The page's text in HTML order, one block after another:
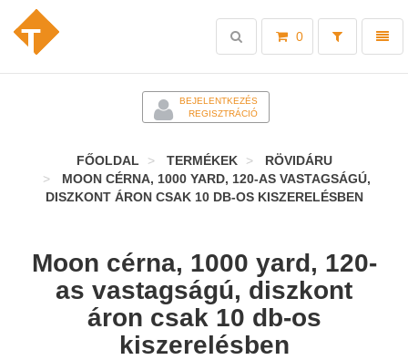
Toggle
0
Toggle
search
BEJELENTKEZÉS
REGISZTRÁCIÓ
FŐOLDAL TERMÉKEK
RÖVIDÁRU
MOON CÉRNA, 1000 YARD, 120-AS VASTAGSÁGÚ,
DISZKONT ÁRON CSAK 10 DB-OS KISZERELÉSBEN
Moon cérna, 1000 yard, 120-
as vastagságú, diszkont
áron csak 10 db-os
kiszerelésben